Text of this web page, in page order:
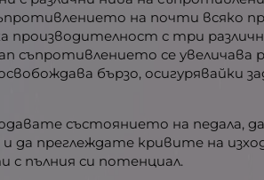
на почти всяко
с три
се увеличава
бързо, осигурявайки
състоянието на педала,
да преглеждате кривите на
с пълния си потенциал.